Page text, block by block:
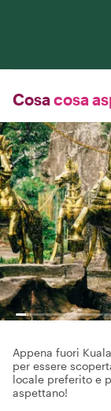
Cosa cosa
Appena fuori
per essere
locale preferito e
aspettano!